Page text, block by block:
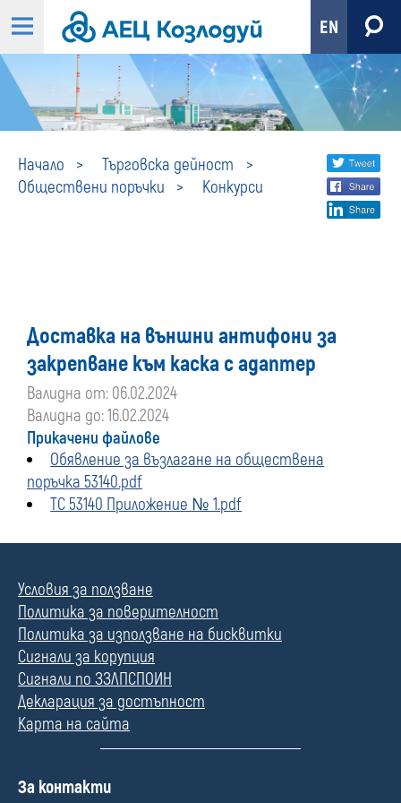
EN
Начало
Търговска дейност
Обществени поръчки
Конкурси
Конкурси
Share
social
Доставка на външни антифони за
закрепване към каска с адаптер
Валидна от: 06.02.2024
Валидна до: 16.02.2024
Прикачени файлове
Обявление за възлагане на обществена
поръчка 53140.pdf
ТС 53140 Приложение № 1.pdf
Условия за ползване
Политика за поверителност
Политика за използване на бисквитки
Сигнали за корупция
Сигнали по ЗЗЛПСПОИН
Декларация за достъпност
Карта на сайта
П
За контакти